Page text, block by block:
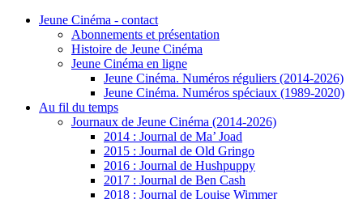
Jeune Cinéma - contact
Abonnements et présentation
Histoire de Jeune Cinéma
Jeune Cinéma en ligne
Jeune Cinéma. Numéros réguliers (2014-2026)
Jeune Cinéma. Numéros spéciaux (1989-2020)
Au fil du temps
Journaux de Jeune Cinéma (2014-2026)
2014 : Journal de Ma’ Joad
2015 : Journal de Old Gringo
2016 : Journal de Hushpuppy
2017 : Journal de Ben Cash
2018 : Journal de Louise Wimmer